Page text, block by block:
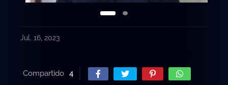
Jul. 16, 2023
Compartido 4